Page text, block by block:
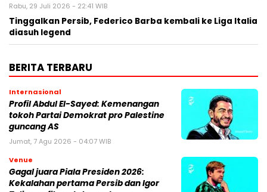
Rabu, 29 Juli 2026 - 22:41 WIB
Tinggalkan Persib, Federico Barba kembali ke Liga Italia
diasuh legend
BERITA TERBARU
Internasional
Profil Abdul El-Sayed: Kemenangan
tokoh Partai Demokrat pro Palestine
guncang AS
Jumat, 7 Agu 2026 - 04:07 WIB
Venue
Gagal juara Piala Presiden 2026:
Kekalahan pertama Persib dan Igor